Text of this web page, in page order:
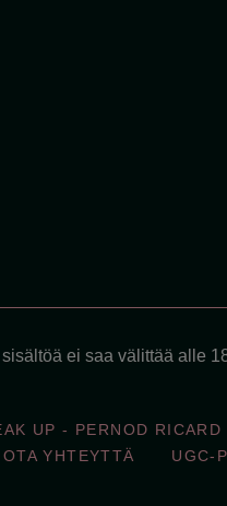
ei saa välittää alle
UP - PERNOD
OTA YHTEYTTÄ UGC-